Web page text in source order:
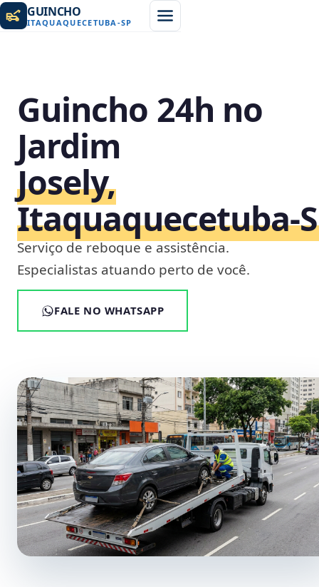
GUINCHO
ITAQUAQUECETUBA -SP
Guincho 24h no
Jardim
Josely,
Serviço de reboque e assistência.
Especialistas atuando perto de você.
FALE NO WHATSAPP